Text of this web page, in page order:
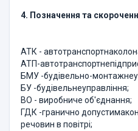
4. Позначення та
АТК -
АТП-
БМУ -будівельно-
БУ -будівельнеуправління;
ВО - виробниче об'єднання;
ГДК -гранично
речовин в повітрі;